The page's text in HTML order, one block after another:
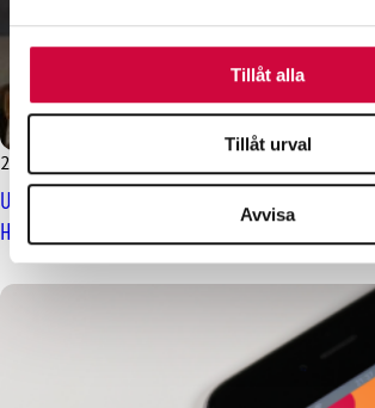
information som du har tillhandahållit
Tillåt alla
Tillåt urval
Avvisa
26.9.2024
Utnyttja din medlemsförmån och semestra
Holiday Clubs semesterorter runtom i Finland!